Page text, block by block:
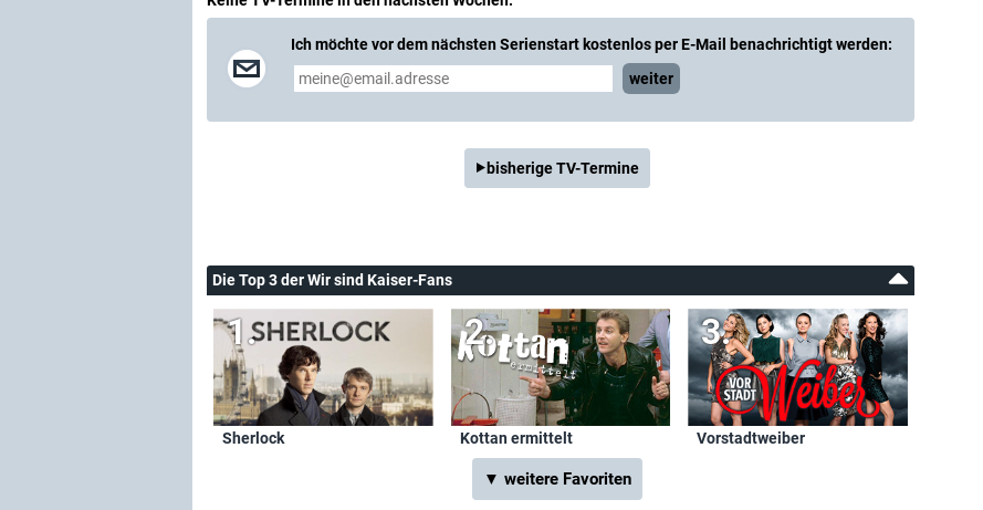
Ich möchte vor dem nächsten Serienstart kostenlos per E-Mail benachrichtigt werden:
weiter
bisherige TV-Termine
Die Top 3 der Wir sind Kaiser-Fans
Sherlock Kottan ermittelt Vorstadtweiber
▼ weitere Favoriten